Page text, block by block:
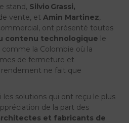
stand, Silvio Grassi,
vente, et Amin Martinez,
ont présenté toutes
contenu technologique le
comme la Colombie où la
de fermeture et
ne fait que
les solutions qui ont reçu le plus
de la part des
et fabricants de